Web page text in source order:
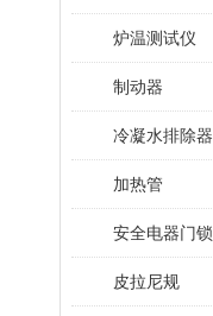
炉温测试仪
制动器
冷凝水排除器
加热管
安全电器门锁
皮拉尼规